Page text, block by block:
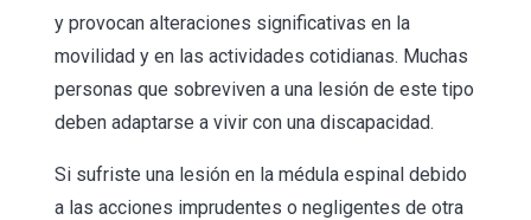
y provocan alteraciones significativas en la
movilidad y en las actividades cotidianas. Muchas
personas que sobreviven a una lesión de este tipo
deben adaptarse a vivir con una discapacidad.
Si sufriste una lesión en la médula espinal debido
a las acciones imprudentes o negligentes de otra